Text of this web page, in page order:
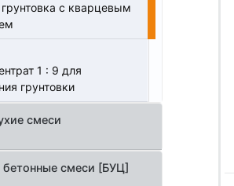
грунтовка с кварцевым
1 : 9 для
грунтовки
смеси
бетонные смеси [БУЦ]